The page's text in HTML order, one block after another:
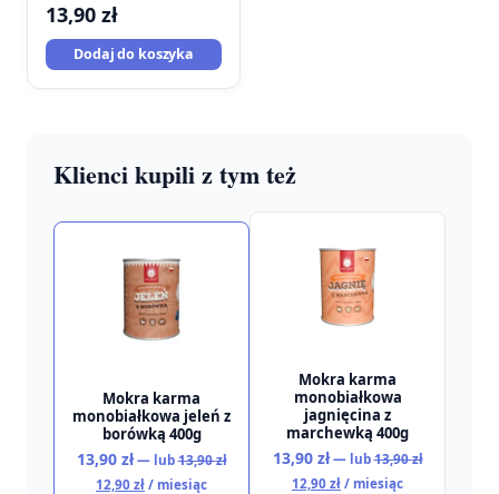
13,90 zł
Dodaj do koszyka
Klienci kupili z tym też
Mokra karma
monobiałkowa jeleń z
borówką 400g
13,90 zł —lub13,90złPierwotna
12,90 złAktualna
/ miesiąc
Mokra karma
monobiałkowa
jagnięcina z
marchewką 400g
13,90 zł —lub13,90złPierwotna
12,90 złAktualna
/ miesiąc